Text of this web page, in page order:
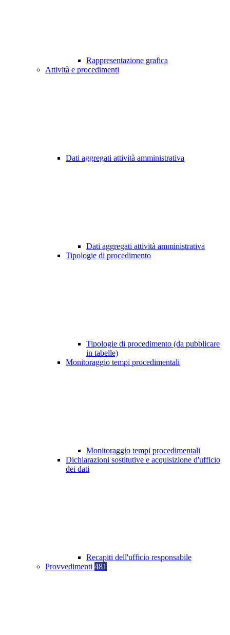
Rappresentazione grafica
Attività e procedimenti
Dati aggregati attività amministrativa
Dati aggregati attività amministrativa
Tipologie di procedimento
Tipologie di procedimento (da pubblicare
in tabelle)
Monitoraggio tempi procedimentali
Monitoraggio tempi procedimentali
Dichiarazioni sostitutive e acquisizione d'ufficio
dei dati
Recapiti dell'ufficio responsabile
Provvedimenti 481